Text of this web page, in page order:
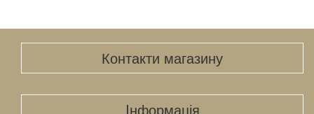
Контакти магазину
Iнформація